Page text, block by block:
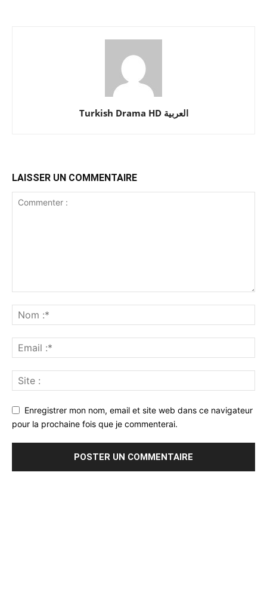
Turkish Drama HD العربية
LAISSER UN COMMENTAIRE
Enregistrer mon nom, email et site web dans ce navigateur
pour la prochaine fois que je commenterai.